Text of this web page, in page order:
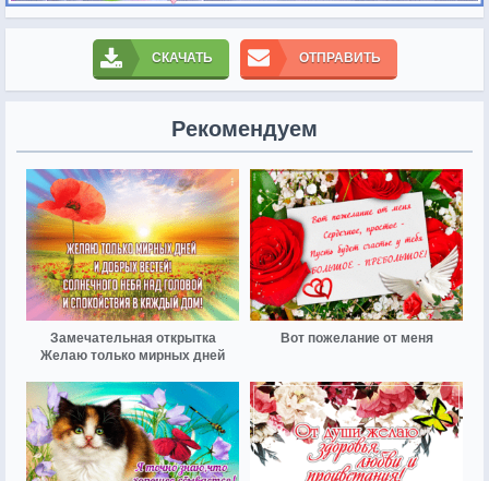
СКАЧАТЬ ОТПРАВИТЬ
Рекомендуем
Замечательная открытка
Желаю только мирных дней
Вот пожелание от меня